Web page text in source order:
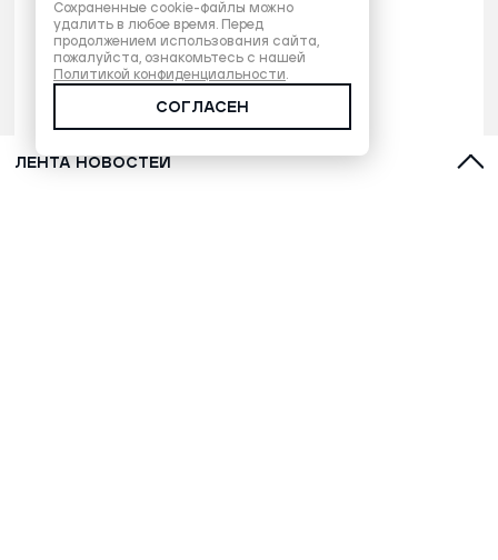
ЛЕНТА НОВОСТЕЙ
Сохраненные cookie-файлы можно
удалить в любое время. Перед
продолжением использования сайта,
пожалуйста, ознакомьтесь с нашей
Политикой конфиденциальности.
СОГЛАСЕН